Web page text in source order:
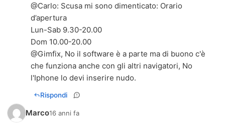
@Carlo: Scusa mi sono dimenticato: Orario
d’apertura
Lun-Sab 9.30-20.00
Dom 10.00-20.00
@Gimfix, No il software è a parte ma di buono c'è
che funziona anche con gli altri navigatori, No
l'Iphone lo devi inserire nudo.
Rispondi
Marco16 anni fa